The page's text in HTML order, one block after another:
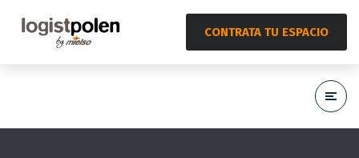
CONTRATA TU ESPACIO